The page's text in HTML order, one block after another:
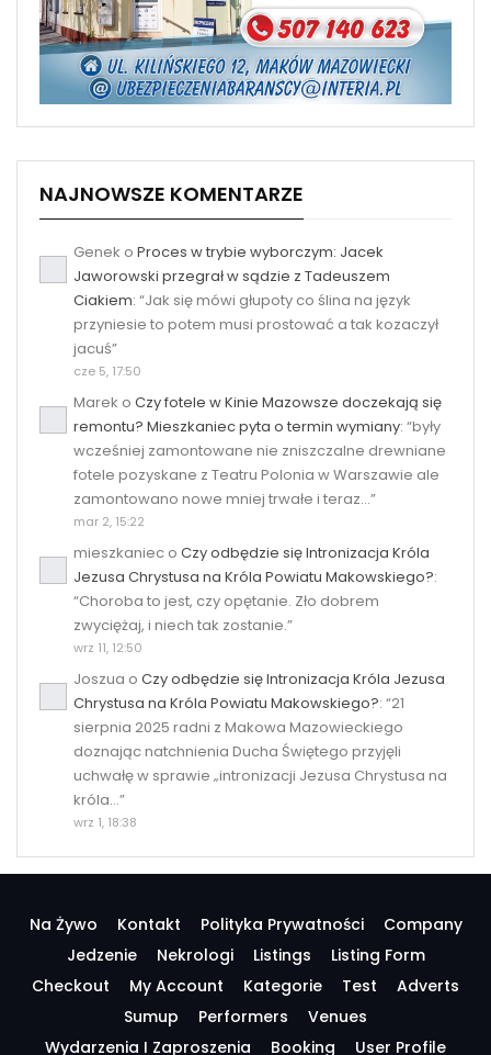
NAJNOWSZE KOMENTARZE
Genek o Proces w trybie wyborczym: Jacek
Jaworowski przegrał w sądzie z Tadeuszem
Ciakiem: “Jak się mówi głupoty co ślina na język
przyniesie to potem musi prostować a tak kozaczył
jacuś”
cze 5, 17:50
Marek o Czy fotele w Kinie Mazowsze doczekają się
remontu? Mieszkaniec pyta o termin wymiany: “były
wcześniej zamontowane nie zniszczalne drewniane
fotele pozyskane z Teatru Polonia w Warszawie ale
zamontowano nowe mniej trwałe i teraz…”
mar 2, 15:22
mieszkaniec o Czy odbędzie się Intronizacja Króla
Jezusa Chrystusa na Króla Powiatu Makowskiego?:
“Choroba to jest, czy opętanie. Zło dobrem
zwyciężaj, i niech tak zostanie.”
wrz 11, 12:50
Joszua o Czy odbędzie się Intronizacja Króla Jezusa
Chrystusa na Króla Powiatu Makowskiego?: “21
sierpnia 2025 radni z Makowa Mazowieckiego
doznając natchnienia Ducha Świętego przyjęli
uchwałę w sprawie „intronizacji Jezusa Chrystusa na
króla…”
wrz 1, 18:38
Na Żywo Kontakt Polityka Prywatności
Company
Jedzenie
Nekrologi Listings
Listing Form
Checkout
My Account Kategorie Test
Adverts
Sumup
Performers
Venues
Wydarzenia I Zaproszenia
Booking User Profile